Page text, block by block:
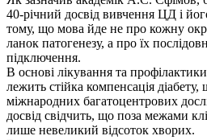
40-річний досвід вивчення ЦД і
тому, що мова йде не про кожну
ланок патогенезу, а про їх
підключення.
В основі лікування та
лежить стійка компенсація
міжнародних багатоцентрових
досвід свідчить, що поза межами
лише невеликий відсоток хворих.